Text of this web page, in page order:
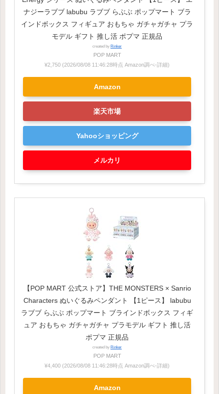
ナジーラブブ labubu ラブブ らぶぶ ポップマート ブラ
インドボックス フィギュア おもちゃ ガチャガチャ プラ
モデル ギフト 推し活 ポプマ 正規品
created by Rinker
POP MART
¥2,750 (2026/08/08 11:46:28時点 Amazon調べ-詳細)
Amazon
楽天市場
Yahooショッピング
メルカリ
【POP MART 公式ストア】THE MONSTERS × Sanrio
Characters ぬいぐるみペンダント 【1ピース】 labubu
ラブブ らぶぶ ポップマート ブラインドボックス フィギ
ュア おもちゃ ガチャガチャ プラモデル ギフト 推し活
ポプマ 正規品
created by Rinker
POP MART
¥4,400 (2026/08/08 11:46:28時点 Amazon調べ-詳細)
Amazon